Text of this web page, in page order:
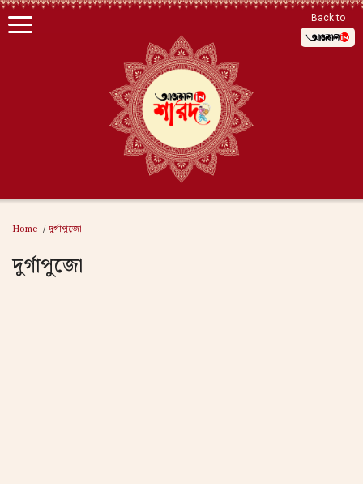
Back to
প্রবাসের পুজো
Home দুর্গাপুজো
দুর্গাপুজো